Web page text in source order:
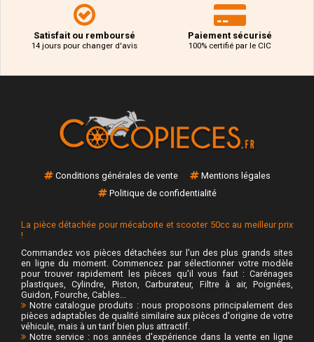
Satisfait ou remboursé
14 jours pour changer d'avis
Paiement sécurisé
100% certifié par le CIC
Conditions générales de vente
Mentions légales
Politique de confidentialité
La pièce détachée pour mécaboite et scooter 50cc au meilleur prix
!
Commandez vos pièces détachées sur l'un des plus grands sites
en ligne du moment. Commencez par sélectionner votre modèle
pour trouver rapidement les pièces qu'il vous faut : Carénages
plastiques, Cylindre, Piston, Carburateur, Filtre à air, Poignées,
Guidon, Fourche, Cables...
Notre catalogue produits : nous proposons principalement des
pièces adaptables de qualité similaire aux pièces d'origine de votre
véhicule, mais à un tarif bien plus attractif.
Notre service : nos années d'expérience dans la vente en ligne